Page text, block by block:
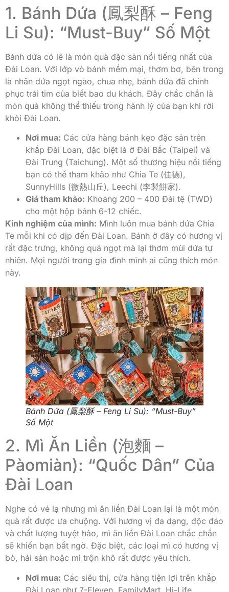
1. Bánh Dứa (鳳梨酥 – Feng
Li Su): “Must-Buy” Số Một
Bánh dứa có lẽ là món quà đặc sản nổi tiếng nhất của
Đài Loan. Với lớp vỏ bánh mềm mại, thơm bơ, bên trong
là nhân dứa ngọt ngào, chua nhẹ, bánh dứa đã chinh
phục trái tim của biết bao du khách. Đây chắc chắn là
món quà không thể thiếu trong hành lý của bạn khi rời
khỏi Đài Loan.
Nơi mua: Các cửa hàng bánh kẹo đặc sản trên
khắp Đài Loan, đặc biệt là ở Đài Bắc (Taipei) và
Đài Trung (Taichung). Một số thương hiệu nổi tiếng
bạn có thể tham khảo như Chia Te (佳德),
SunnyHills (微熱山丘), Leechi (李製餅家).
Giá tham khảo: Khoảng 200 – 400 Đài tệ (TWD)
cho một hộp bánh 6-12 chiếc.
Kinh nghiệm của mình: Mình luôn mua bánh dứa Chia
Te mỗi khi có dịp đến Đài Loan. Bánh ở đây có hương vị
rất đặc trưng, không quá ngọt mà lại thơm mùi dứa tự
nhiên. Mọi người trong gia đình mình ai cũng thích món
này.
Bánh Dứa (鳳梨酥 – Feng Li Su): “Must-Buy”
Số Một
2. Mì Ăn Liền (泡麵 –
Pàomiàn): “Quốc Dân” Của
Đài Loan
Nghe có vẻ lạ nhưng mì ăn liền Đài Loan lại là một món
quà rất được ưa chuộng. Với hương vị đa dạng, độc đáo
và chất lượng tuyệt hảo, mì ăn liền Đài Loan chắc chắn
sẽ khiến bạn bất ngờ. Đặc biệt, các loại mì có hương vị
bò, hải sản hoặc mì trộn khô rất được yêu thích.
Nơi mua: Các siêu thị, cửa hàng tiện lợi trên khắp
Đài Loan như 7-Eleven, FamilyMart, Hi-Life.